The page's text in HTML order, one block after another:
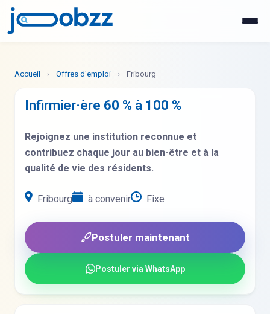
Accueil › Offres d'emploi › Fribourg
Infirmier·ère 60 % à 100 %
Rejoignez une institution reconnue et
contribuez chaque jour au bien-être et à la
qualité de vie des résidents.
Fribourg à convenir Fixe
Postuler maintenant
Postuler via WhatsApp